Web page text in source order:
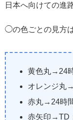
日本へ向けての進
◯の色ごとの見方
黄色丸→24
オレンジ丸
赤丸→24時
赤矢印→TD